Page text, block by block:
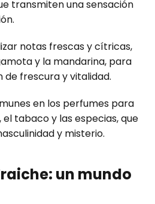
transmiten una sensación
notas frescas y cítricas,
y la mandarina, para
frescura y vitalidad.
en los perfumes para
tabaco y las especias, que
y misterio.
un mundo